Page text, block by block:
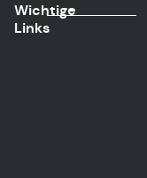
Wichtige
Links